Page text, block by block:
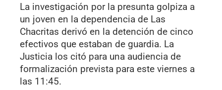
La investigación por la presunta golpiza a
un joven en la dependencia de Las
Chacritas derivó en la detención de cinco
efectivos que estaban de guardia. La
Justicia los citó para una audiencia de
formalización prevista para este viernes a
las 11:45.